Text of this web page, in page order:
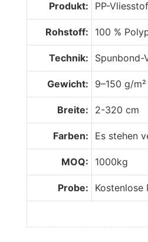
Produkt: PP-
Rohstoff: 100 %
Technik: Spunbond-
Gewicht: 9–150 g/m²
Breite: 2-320 cm
Farben: Es stehen
MOQ: 1000kg
Probe: Kostenlose